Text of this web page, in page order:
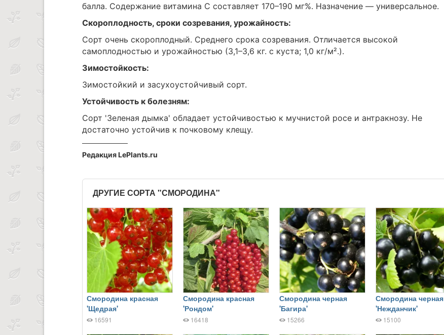
балла. Содержание витамина С составляет 170–190 мг%. Назначение — универсальное.
Скороплодность, сроки созревания, урожайность:
Сорт очень скороплодный. Среднего срока созревания. Отличается высокой
самоплодностью и урожайностью (3,1–3,6 кг. с куста; 1,0 кг/м².).
Зимостойкость:
Зимостойкий и засухоустойчивый сорт.
Устойчивость к болезням:
Сорт 'Зеленая дымка' обладает устойчивостью к мучнистой росе и антракнозу. Не
достаточно устойчив к почковому клещу.
Редакция LePlants.ru
ДРУГИЕ СОРТА "СМОРОДИНА"
Смородина красная
'Щедрая'
16591
Смородина красная
'Рондом'
16418
Смородина черная
'Багира'
15266
Смородина черная
'Нежданчик'
15100